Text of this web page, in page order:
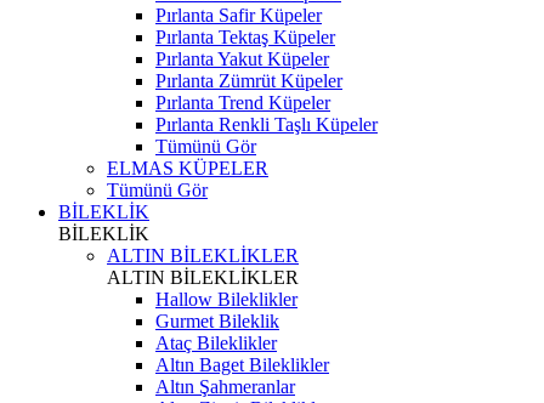
Pırlanta Safir Küpeler
Pırlanta Tektaş Küpeler
Pırlanta Yakut Küpeler
Pırlanta Zümrüt Küpeler
Pırlanta Trend Küpeler
Pırlanta Renkli Taşlı Küpeler
Tümünü Gör
ELMAS KÜPELER
Tümünü Gör
BİLEKLİK
BİLEKLİK
ALTIN BİLEKLİKLER
ALTIN BİLEKLİKLER
Hallow Bileklikler
Gurmet Bileklik
Ataç Bileklikler
Altın Baget Bileklikler
Altın Şahmeranlar